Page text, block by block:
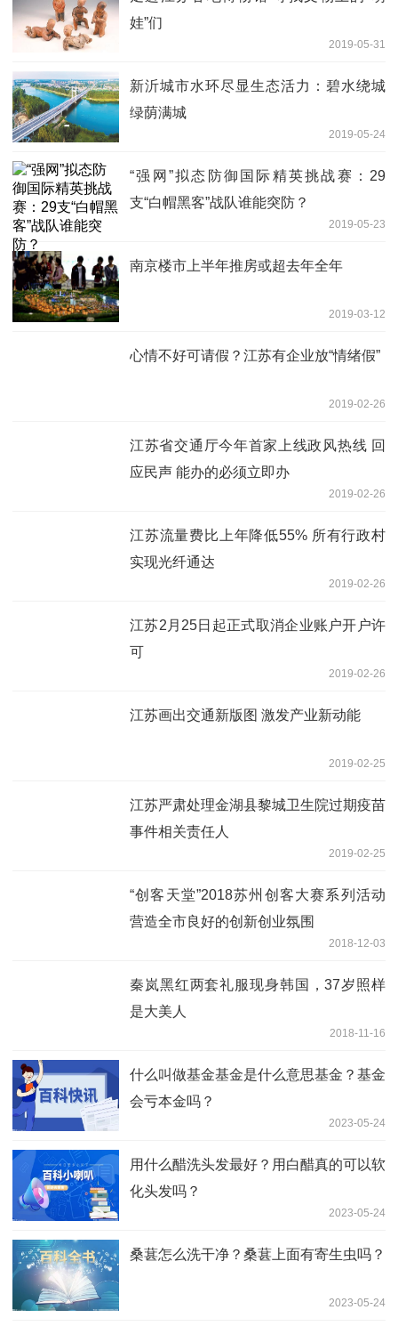
娃”们
2019-05-31
新沂城市水环尽显生态活力：碧水绕城
绿荫满城
2019-05-24
“强网”拟态防御国际精英挑战赛：29
支“白帽黑客”战队谁能突防？
2019-05-23
南京楼市上半年推房或超去年全年
2019-03-12
心情不好可请假？江苏有企业放“情绪假”
2019-02-26
江苏省交通厅今年首家上线政风热线 回
应民声 能办的必须立即办
2019-02-26
江苏流量费比上年降低55% 所有行政村
实现光纤通达
2019-02-26
江苏2月25日起正式取消企业账户开户许
可
2019-02-26
江苏画出交通新版图 激发产业新动能
2019-02-25
江苏严肃处理金湖县黎城卫生院过期疫苗
事件相关责任人
2019-02-25
“创客天堂”2018苏州创客大赛系列活动
营造全市良好的创新创业氛围
2018-12-03
秦岚黑红两套礼服现身韩国，37岁照样
是大美人
2018-11-16
什么叫做基金基金是什么意思基金？基金
会亏本金吗？
2023-05-24
用什么醋洗头发最好？用白醋真的可以软
化头发吗？
2023-05-24
桑葚怎么洗干净？桑葚上面有寄生虫吗？
2023-05-24